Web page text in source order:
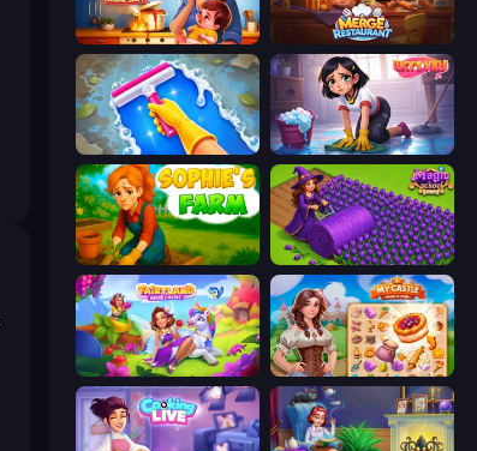
Solitaire Home Story Merge Restaurant
Hotel Rush: Merge Story Lucy’s Ville
Sophie's Farm Magic School
Fairyland Merge & Magic My Castle: Merge & Story